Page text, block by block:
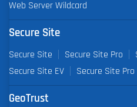
Web Server Wildcard
Secure Site
Secure Site Secure Site Pro
Secure Site EV
Secure Site Pro
GeoTrust